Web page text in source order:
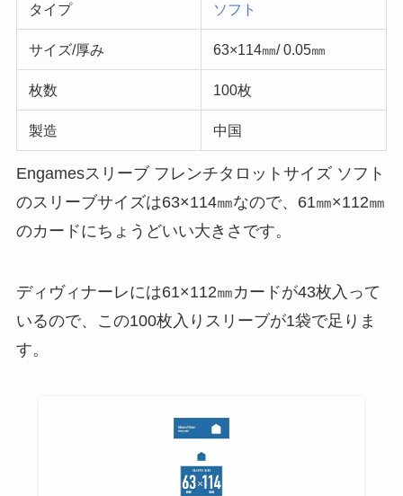
タイプ ソフト
サイズ/厚み 63×114㎜/ 0.05㎜
枚数 100枚
製造 中国
Engamesスリーブ フレンチタロットサイズ ソフト
のスリーブサイズは63×114㎜なので、61㎜×112㎜
のカードにちょうどいい大きさです。
ディヴィナーレには61×112㎜カードが43枚入って
いるので、この100枚入りスリーブが1袋で足りま
す。